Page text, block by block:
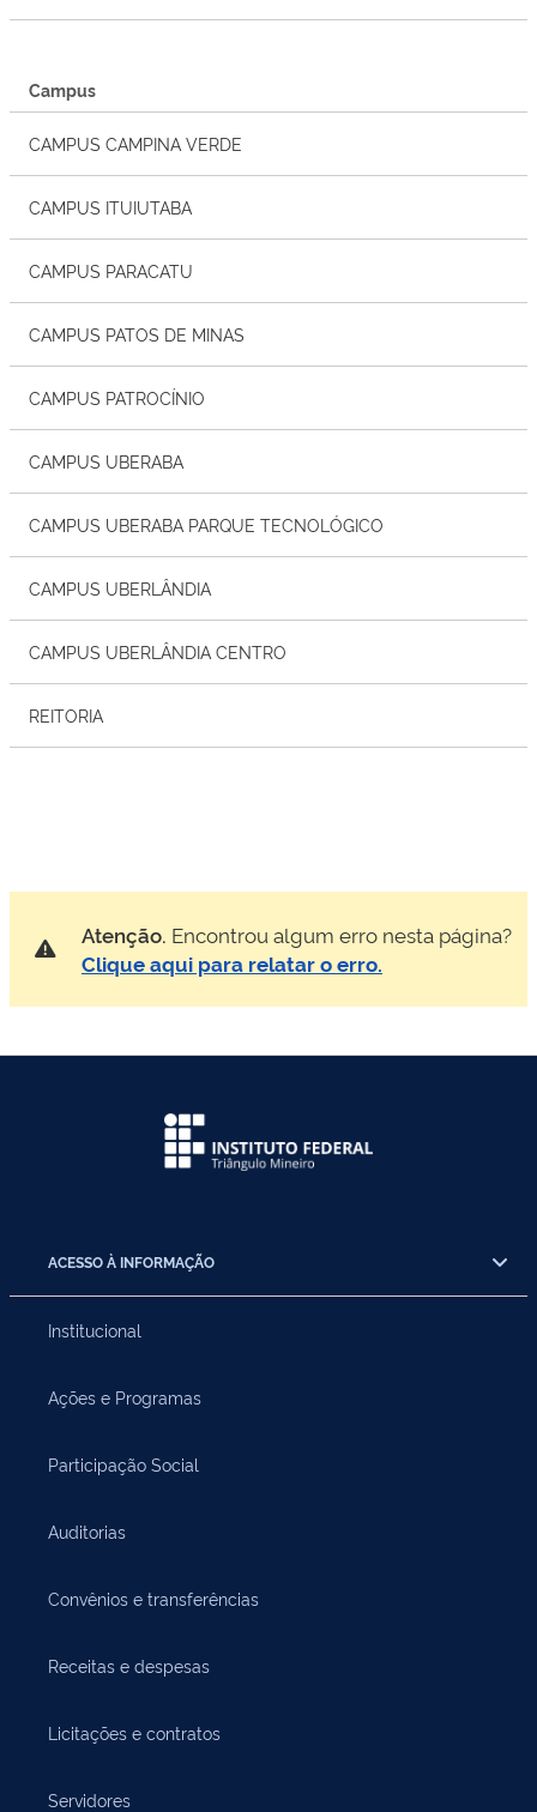
Campus
CAMPUS CAMPINA VERDE
CAMPUS ITUIUTABA
CAMPUS PARACATU
CAMPUS PATOS DE MINAS
CAMPUS PATROCÍNIO
CAMPUS UBERABA
CAMPUS UBERABA PARQUE TECNOLÓGICO
CAMPUS UBERLÂNDIA
CAMPUS UBERLÂNDIA CENTRO
REITORIA
Atenção. Encontrou algum erro nesta página?
Clique aqui para relatar o erro.
ACESSO À INFORMAÇÃO
Institucional
Ações e Programas
Participação Social
Auditorias
Convênios e transferências
Receitas e despesas
Licitações e contratos
Servidores